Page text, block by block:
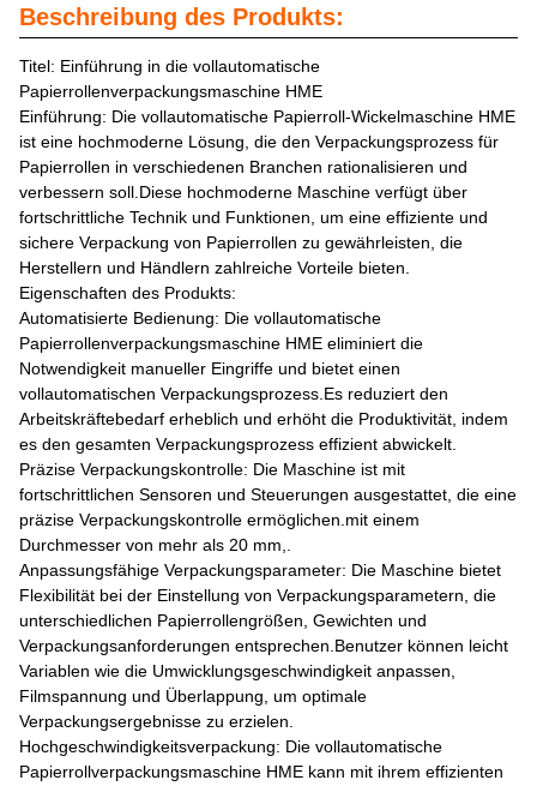
Beschreibung des Produkts:
Titel: Einführung in die vollautomatische
Papierrollenverpackungsmaschine HME
Einführung: Die vollautomatische Papierroll-Wickelmaschine HME
ist eine hochmoderne Lösung, die den Verpackungsprozess für
Papierrollen in verschiedenen Branchen rationalisieren und
verbessern soll.Diese hochmoderne Maschine verfügt über
fortschrittliche Technik und Funktionen, um eine effiziente und
sichere Verpackung von Papierrollen zu gewährleisten, die
Herstellern und Händlern zahlreiche Vorteile bieten.
Eigenschaften des Produkts:
Automatisierte Bedienung: Die vollautomatische
Papierrollenverpackungsmaschine HME eliminiert die
Notwendigkeit manueller Eingriffe und bietet einen
vollautomatischen Verpackungsprozess.Es reduziert den
Arbeitskräftebedarf erheblich und erhöht die Produktivität, indem
es den gesamten Verpackungsprozess effizient abwickelt.
Präzise Verpackungskontrolle: Die Maschine ist mit
fortschrittlichen Sensoren und Steuerungen ausgestattet, die eine
präzise Verpackungskontrolle ermöglichen.mit einem
Durchmesser von mehr als 20 mm,.
Anpassungsfähige Verpackungsparameter: Die Maschine bietet
Flexibilität bei der Einstellung von Verpackungsparametern, die
unterschiedlichen Papierrollengrößen, Gewichten und
Verpackungsanforderungen entsprechen.Benutzer können leicht
Variablen wie die Umwicklungsgeschwindigkeit anpassen,
Filmspannung und Überlappung, um optimale
Verpackungsergebnisse zu erzielen.
Hochgeschwindigkeitsverpackung: Die vollautomatische
Papierrollverpackungsmaschine HME kann mit ihrem effizienten